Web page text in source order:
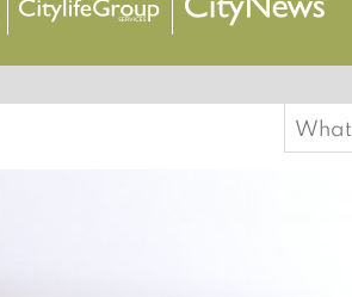
Search
for: